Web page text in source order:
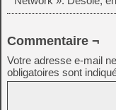
Commentaire ¬
Votre adresse e-mail
obligatoires sont